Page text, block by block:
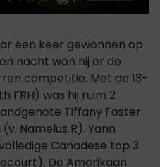
een keer gewonnen op
nacht won hij er de
competitie. Met de 13-
FRH) was hij ruim 2
Tiffany Foster
Namelus R). Yann
Canadese top 3
De Amerikaan